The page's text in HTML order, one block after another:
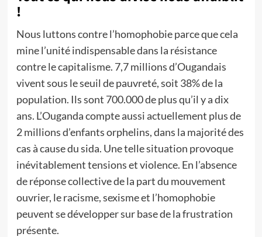
!
Nous luttons contre l’homophobie parce que cela
mine l’unité indispensable dans la résistance
contre le capitalisme. 7,7 millions d’Ougandais
vivent sous le seuil de pauvreté, soit 38% de la
population. Ils sont 700.000 de plus qu’il y a dix
ans. L’Ouganda compte aussi actuellement plus de
2 millions d’enfants orphelins, dans la majorité des
cas à cause du sida. Une telle situation provoque
inévitablement tensions et violence. En l’absence
de réponse collective de la part du mouvement
ouvrier, le racisme, sexisme et l’homophobie
peuvent se développer sur base de la frustration
présente.